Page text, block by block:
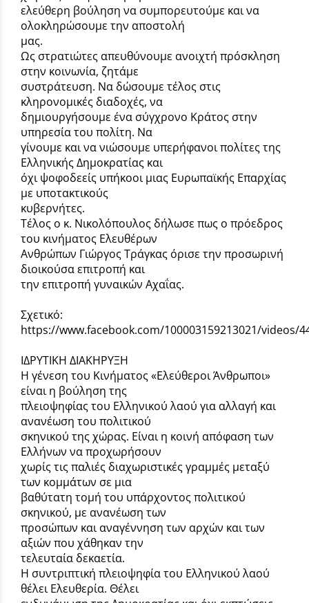
ελεύθερη βούληση να συμπορευτούμε και να
ολοκληρώσουμε την αποστολή
μας.
Ως στρατιώτες απευθύνουμε ανοιχτή πρόσκληση
στην κοινωνία, ζητάμε
συστράτευση. Να δώσουμε τέλος στις
κληρονομικές διαδοχές, να
δημιουργήσουμε ένα σύγχρονο Κράτος στην
υπηρεσία του πολίτη. Να
γίνουμε και να νιώσουμε υπερήφανοι πολίτες της
Ελληνικής Δημοκρατίας και
όχι ψοφοδεείς υπήκοοι μιας Ευρωπαϊκής Επαρχίας
με υποτακτικούς
κυβερνήτες.
Τέλος ο κ. Νικολόπουλος δήλωσε πως ο πρόεδρος
του κινήματος Ελευθέρων
Ανθρώπων Γιώργος Τράγκας όρισε την προσωρινή
διοικούσα επιτροπή και
την επιτροπή γυναικών Αχαΐας.
Σχετικό:
https://www.facebook.com/100003159213021/videos/
ΙΔΡΥΤΙΚΗ ΔΙΑΚΗΡΥΞΗ
Η γένεση του Κινήματος «Ελεύθεροι Άνθρωποι»
είναι η βούληση της
πλειοψηφίας του Ελληνικού λαού για αλλαγή και
ανανέωση του πολιτικού
σκηνικού της χώρας. Είναι η κοινή απόφαση των
Ελλήνων να προχωρήσουν
χωρίς τις παλιές διαχωριστικές γραμμές μεταξύ
των κομμάτων σε μια
βαθύτατη τομή του υπάρχοντος πολιτικού
σκηνικού, με ανανέωση των
προσώπων και αναγέννηση των αρχών και των
αξιών που χάθηκαν την
τελευταία δεκαετία.
Η συντριπτική πλειοψηφία του Ελληνικού λαού
θέλει Ελευθερία. Θέλει